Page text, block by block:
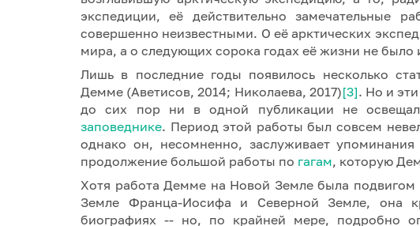
экспедиции, её действительно замечательные
совершенно неизвестными. О её арктических
мира, а о следующих сорока годах её жизни не было
Лишь в последние годы появилось несколько
Демме (Аветисов, 2014; Николаева, 2017)[3]. Но и
до сих пор ни в одной публикации не
заповеднике. Период этой работы был совсем
однако он, несомненно, заслуживает
продолжение большой работы по гагам, которую
Хотя работа Демме на Новой Земле была
Земле Франца-Иосифа и Северной Земле, она
биографиях -- но, по крайней мере, подробно